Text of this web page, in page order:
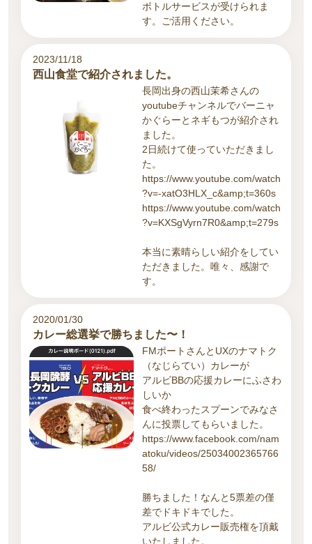
ボトルサービスが受けられま
す。ご活用ください。
2023/11/18
西山食堂で紹介されました。
長岡出身の西山茉希さんの
youtubeチャンネルでバーニャ
かぐらーとネギもつが紹介され
ました。
2日続けて使っていただきまし
た。
https://www.youtube.com/watch
?v=-xatO3HLX_c&amp;t=360s
https://www.youtube.com/watch
?v=KXSgVyrn7R0&amp;t=279s
本当に素晴らしい紹介をしてい
ただきました。唯々、感謝で
す。
2020/01/30
カレー総選挙で勝ちました〜！
FMポートさんとUXのナマトク
（なじらてい）カレーが
アルビBBの応援カレーにふさわ
しいか
食べ終わったスプーンでみなさ
んに投票してもらいました。
https://www.facebook.com/nam
atoku/videos/25034002365766
58/
勝ちました！なんと5票差の僅
差でドキドキでした。
アルビ公式カレー販売権を頂戴
いたしました。